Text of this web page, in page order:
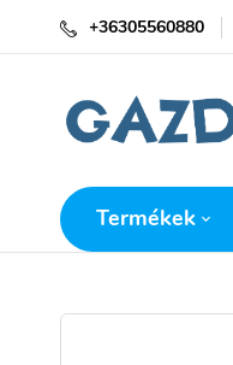
+36305560880
Termékek